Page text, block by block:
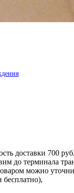
доставки 700
до терминала
можно
бесплатно),